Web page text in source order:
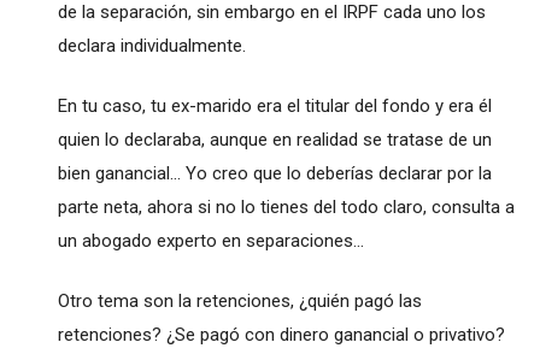
de la separación, sin embargo en el IRPF cada uno los
declara individualmente.
En tu caso, tu ex-marido era el titular del fondo y era él
quien lo declaraba, aunque en realidad se tratase de un
bien ganancial... Yo creo que lo deberías declarar por la
parte neta, ahora si no lo tienes del todo claro, consulta a
un abogado experto en separaciones...
Otro tema son la retenciones, ¿quién pagó las
retenciones? ¿Se pagó con dinero ganancial o privativo?